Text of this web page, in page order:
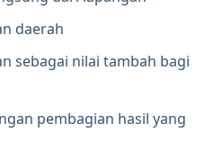
daerah
sebagai nilai tambah bagi
pembagian hasil yang